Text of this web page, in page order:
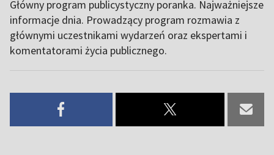
Główny program publicystyczny poranka. Najważniejsze
informacje dnia. Prowadzący program rozmawia z
głównymi uczestnikami wydarzeń oraz ekspertami i
komentatorami życia publicznego.